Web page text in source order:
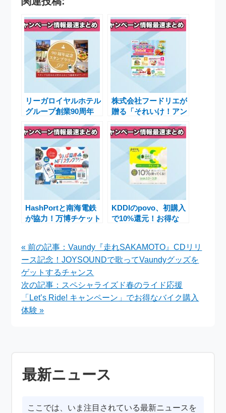
リーガロイヤルホテル
グループ創業90周年
ャンペーン第2弾実施
株式会社フードリエが
贈る「それいけ！アン
ンといっしょ！キャン
ペーン2025」実施中
HashPortと南海電鉄
が協力！万博チケット
実施中
KDDIのpovo、初購入
で10%還元！お得な
« 前の記事：Vaundy『走れSAKAMOTO』CDリリ
ース記念！JOYSOUNDで歌ってVaundyグッズを
ゲットするチャンス
次の記事：スペシャライズド春のライド応援
「Let’s Ride! キャンペーン」でお得なバイク購入
体験 »
最新ニュース
ここでは、いま注目されている最新ニュースを